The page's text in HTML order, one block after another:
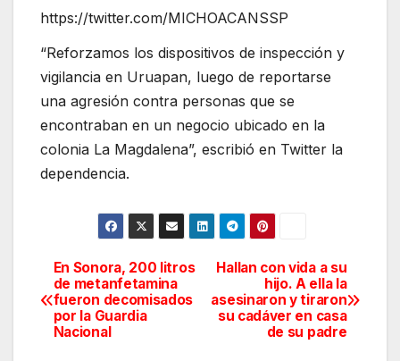
https://twitter.com/MICHOACANSSP
“Reforzamos los dispositivos de inspección y
vigilancia en Uruapan, luego de reportarse
una agresión contra personas que se
encontraban en un negocio ubicado en la
colonia La Magdalena”, escribió en Twitter la
dependencia.
Navegación
de
Hallan con vida a su
hijo. A ella la
asesinaron y tiraron
su cadáver en casa
de su padre
En Sonora, 200 litros
de metanfetamina
fueron decomisados
por la Guardia
Nacional